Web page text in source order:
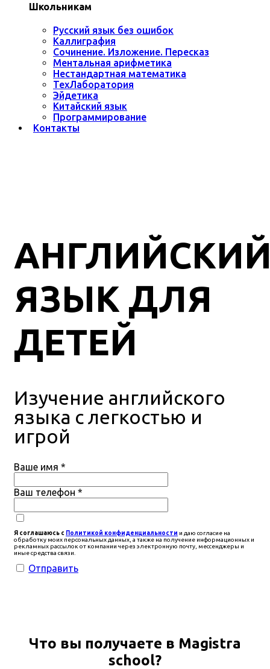
Школьникам
Русский язык без ошибок
Каллиграфия
Сочинение. Изложение. Пересказ
Ментальная арифметика
Нестандартная математика
ТехЛаборатория
Эйдетика
Китайский язык
Программирование
Контакты
ЯЗЫК ДЛЯ
ДЕТЕЙ
Изучение английского
языка с легкостью и
игрой
Ваше имя *
Ваш телефон *
Я соглашаюсь с Политикой конфиденциальности и даю согласие на
обработку моих персональных данных, а также на получение информационных и
рекламных рассылок от компании через электронную почту, мессенджеры и
иные средства связи.
Отправить
Что вы получаете в Magistra
school?